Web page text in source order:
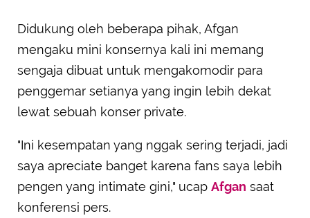
Didukung oleh beberapa pihak, Afgan
mengaku mini konsernya kali ini memang
sengaja dibuat untuk mengakomodir para
penggemar setianya yang ingin lebih dekat
lewat sebuah konser private.
"Ini kesempatan yang nggak sering terjadi, jadi
saya apreciate banget karena fans saya lebih
pengen yang intimate gini," ucap Afgan saat
konferensi pers.